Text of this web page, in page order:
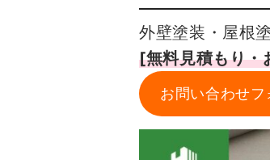
外壁塗装・屋根
[無料見積もり・
お問い合わせフ